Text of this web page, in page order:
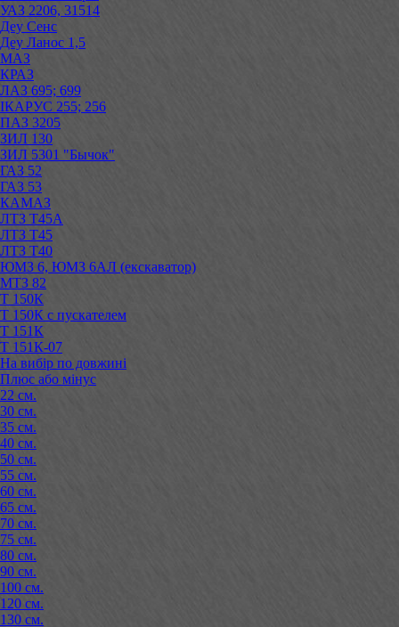
УАЗ 2206, 31514
Деу Сенс
Деу Ланос 1,5
МАЗ
КРАЗ
ЛАЗ 695; 699
ІКАРУС 255; 256
ПАЗ 3205
ЗИЛ 130
ЗИЛ 5301 "Бычок"
ГАЗ 52
ГАЗ 53
КАМАЗ
ЛТЗ Т45А
ЛТЗ Т45
ЛТЗ Т40
ЮМЗ 6, ЮМЗ 6АЛ (екскаватор)
МТЗ 82
Т 150К
Т 150К с пускателем
Т 151К
Т 151К-07
На вибір по довжині
Плюс або мінус
22 см.
30 см.
35 см.
40 см.
50 см.
55 см.
60 см.
65 см.
70 см.
75 см.
80 см.
90 см.
100 см.
120 см.
130 см.